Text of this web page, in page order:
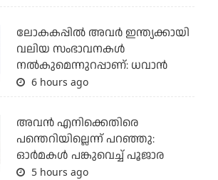
ലോകകപ്പിൽ അവര്‍ ഇന്ത്യക്കായി
വലിയ സംഭാവനകള്‍
നല്‍കുമെന്നുറപ്പാണ്: ധവാന്‍
6 hours ago
അവന്‍ എനിക്കെതിരെ
പന്തെറിയില്ലെന്ന് പറഞ്ഞു:
ഓര്‍മകള്‍ പങ്കുവെച്ച് പൂജാര
5 hours ago